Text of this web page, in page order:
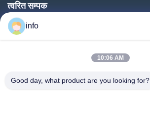
त्वरित सम्पक
घर
उत्पादों
हमारे बारे में
info
10:06 AM
Good day, what product are you looking for?